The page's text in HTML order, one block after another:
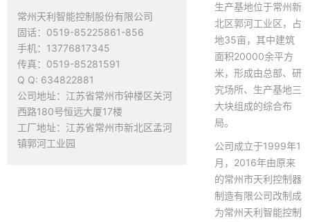
玉环
三门 天台 仙居
温岭
临海
青田 缙云 遂昌
松阳
云和
庆元 景宁 龙泉
常州天利智能控制股份有限公司
固话：0519-85225861-856
手机：13776817345
传真：0519-85281591
Q Q: 634822881
公司地址：江苏省常州市钟楼区关河
西路180号恒远大厦17楼
工厂地址：江苏省常州市新北区孟河
镇郭河工业园
生产基地位于常州新
北区郭河工业区，占
地35亩，其中建筑
面积20000余平方
米，形成由总部、研
究场所、生产基地三
大块组成的综合布
局。
公司成立于1999年1
月，2016年由原来
的常州市天利控制器
制造有限公司改制成
为常州天利智能控制